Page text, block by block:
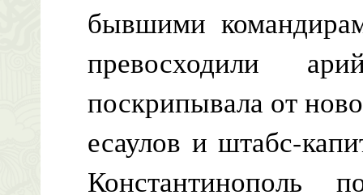
бывшими
превосходили
поскрипывала от
есаулов и штабс-